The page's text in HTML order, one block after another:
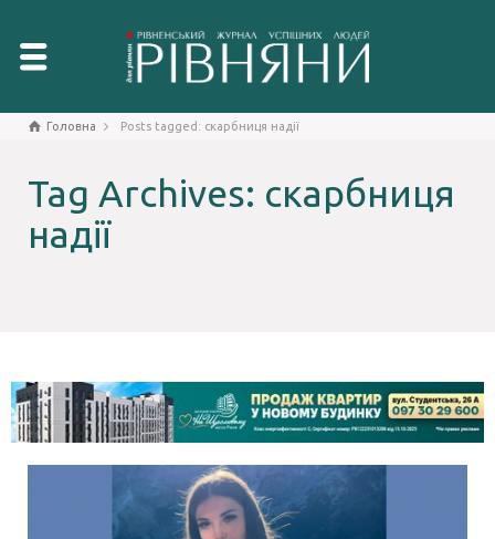
Головна Posts tagged: скарбниця надії
Tag Archives: скарбниця
надії